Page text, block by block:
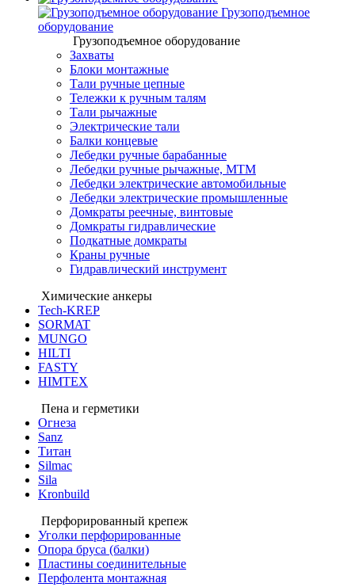
Грузоподъемное
оборудование
Грузоподъемное оборудование
Захваты
Блоки монтажные
Тали ручные цепные
Тележки к ручным талям
Тали рычажные
Электрические тали
Балки концевые
Лебедки ручные барабанные
Лебедки ручные рычажные, МТМ
Лебедки электрические автомобильные
Лебедки электрические промышленные
Домкраты реечные, винтовые
Домкраты гидравлические
Подкатные домкраты
Краны ручные
Гидравлический инструмент
Химические анкеры
Tech-KREP
SORMAT
MUNGO
HILTI
FASTY
HIMTEX
Пена и герметики
Огнеза
Sanz
Титан
Silmac
Sila
Kronbuild
Перфорированный крепеж
Уголки перфорированные
Опора бруса (балки)
Пластины соединительные
Перфолента монтажная